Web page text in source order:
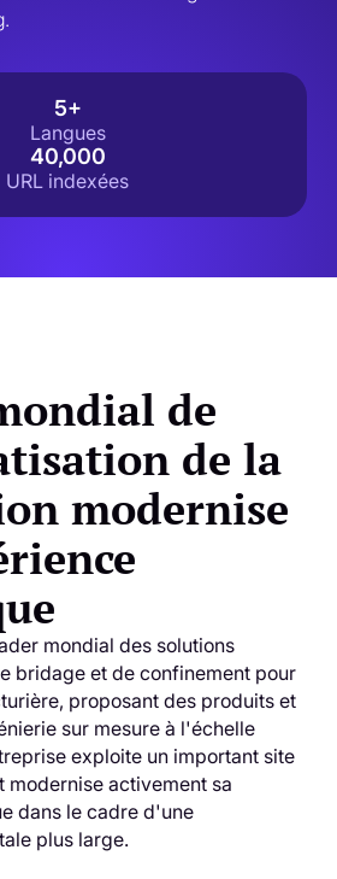
5+
Langues
40,000
URL indexées
de
de la
modernise
mondial des solutions
bridage et de confinement pour
proposant des produits et
sur mesure à l'échelle
exploite un important site
modernise activement sa
dans le cadre d'une
plus large.